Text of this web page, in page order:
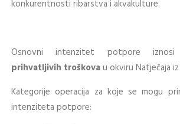
konkurentnosti ribarstva i akvakulture.
Osnovni intenzitet potpore iznosi
prihvatljivih troškovau okviru Natječaja iz
Kategorije operacija za koje se mogu
intenziteta potpore: